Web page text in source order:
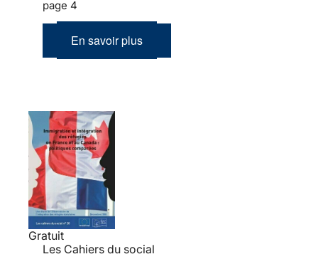
page 4
En savoir plus
Gratuit
Les Cahiers du social